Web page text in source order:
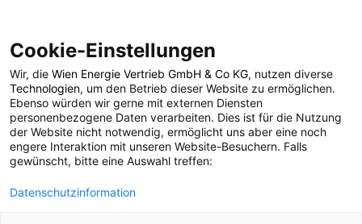
POSTS BY TAG
Produktion von
Wasserstoff
Cookie-Einstellungen
Wir, die Wien Energie Vertrieb GmbH & Co KG, nutzen diverse
Technologien, um den Betrieb dieser Website zu ermöglichen.
Ebenso würden wir gerne mit externen Diensten
personenbezogene Daten verarbeiten. Dies ist für die Nutzung
der Website nicht notwendig, ermöglicht uns aber eine noch
engere Interaktion mit unseren Website-Besuchern. Falls
gewünscht, bitte eine Auswahl treffen:
Datenschutzinformation